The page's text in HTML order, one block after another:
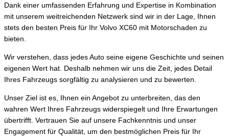
Dank einer umfassenden Erfahrung und Expertise in Kombination
mit unserem weitreichenden Netzwerk sind wir in der Lage, Ihnen
stets den besten Preis für Ihr Volvo XC60 mit Motorschaden zu
bieten.
Wir verstehen, dass jedes Auto seine eigene Geschichte und seinen
eigenen Wert hat. Deshalb nehmen wir uns die Zeit, jedes Detail
Ihres Fahrzeugs sorgfältig zu analysieren und zu bewerten.
Unser Ziel ist es, Ihnen ein Angebot zu unterbreiten, das den
wahren Wert Ihres Fahrzeugs widerspiegelt und Ihre Erwartungen
übertrifft. Vertrauen Sie auf unsere Fachkenntnis und unser
Engagement für Qualität, um den bestmöglichen Preis für Ihr